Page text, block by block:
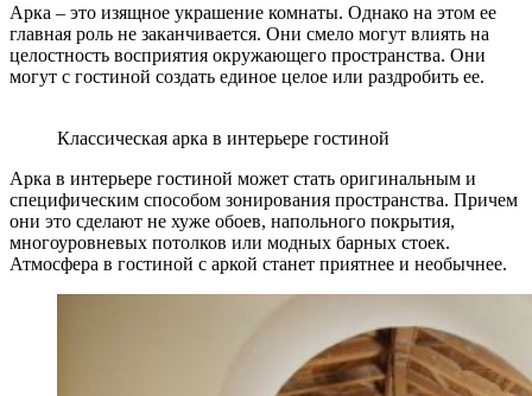
Арка – это изящное украшение комнаты. Однако на этом ее
главная роль не заканчивается. Они смело могут влиять на
целостность восприятия окружающего пространства. Они
могут с гостиной создать единое целое или раздробить ее.
Классическая арка в интерьере гостиной
Арка в интерьере гостиной может стать оригинальным и
специфическим способом зонирования пространства. Причем
они это сделают не хуже обоев, напольного покрытия,
многоуровневых потолков или модных барных стоек.
Атмосфера в гостиной с аркой станет приятнее и необычнее.